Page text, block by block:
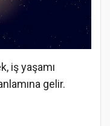
iş yaşamı
gelir.